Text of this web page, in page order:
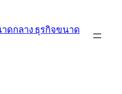
ดกลาง ธุรกิจขนาด